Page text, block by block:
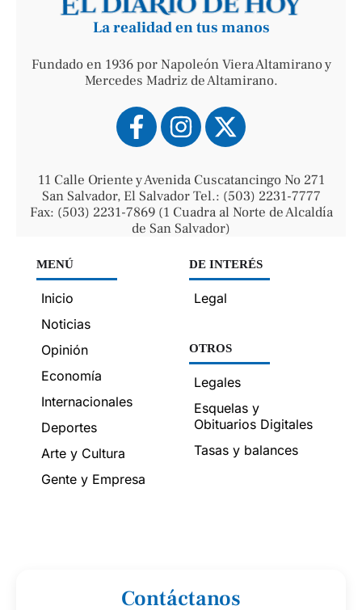
La realidad en tus manos
Fundado en 1936 por Napoleón Viera Altamirano y
Mercedes Madriz de Altamirano.
11 Calle Oriente y Avenida Cuscatancingo No 271
San Salvador, El Salvador Tel.: (503) 2231-7777
Fax: (503) 2231-7869 (1 Cuadra al Norte de Alcaldía
de San Salvador)
MENÚ
Inicio
Noticias
Opinión
Economía
Internacionales
Deportes
Arte y Cultura
Gente y Empresa
DE INTERÉS
Legal
OTROS
Legales
Esquelas y
Obituarios Digitales
Tasas y balances
Contáctanos